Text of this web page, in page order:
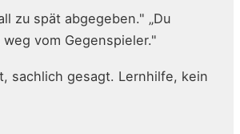
zu spät abgegeben." „Du
vom Gegenspieler."
sachlich gesagt. Lernhilfe, kein